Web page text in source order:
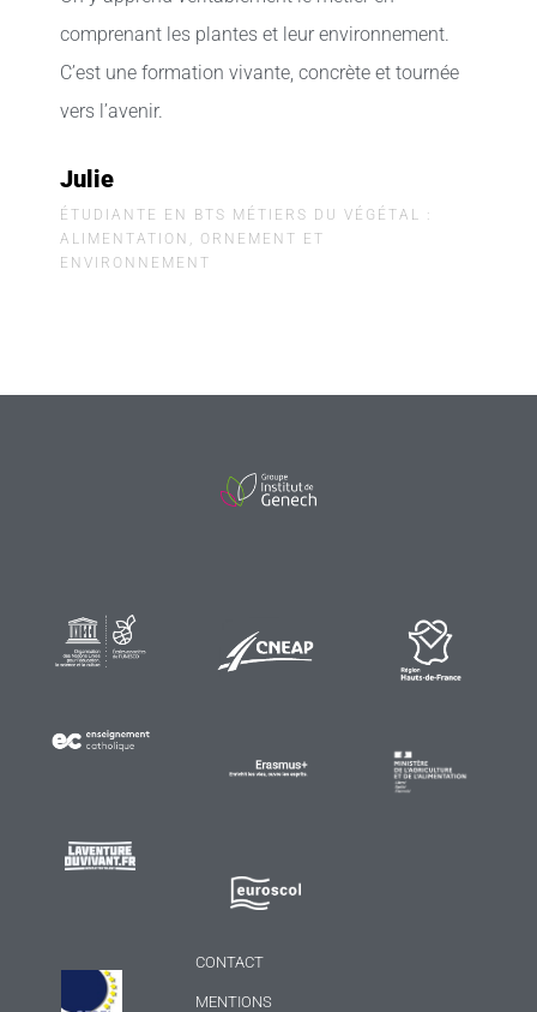
comprenant les plantes et leur environnement.
C’est une formation vivante, concrète et tournée
vers l’avenir.
Julie
ÉTUDIANTE EN BTS MÉTIERS DU VÉGÉTAL :
ALIMENTATION, ORNEMENT ET
ENVIRONNEMENT
CONTACT
MENTIONS